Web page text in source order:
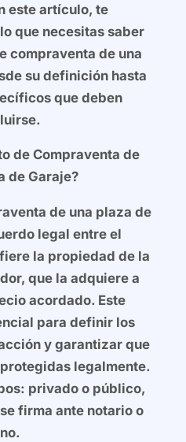
este artículo, te
que necesitas saber
compraventa de una
su definición hasta
que deben
de Compraventa de
de Garaje?
de una plaza de
legal entre el
la propiedad de la
que la adquiere a
acordado. Este
para definir los
y garantizar que
legalmente.
privado o público,
firma ante notario o
no.